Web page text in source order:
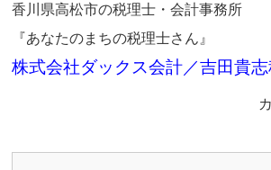
香川県高松市の税理士・会計事務所
『あなたのまちの税理士さん』
株式会社ダックス会計／吉田貴